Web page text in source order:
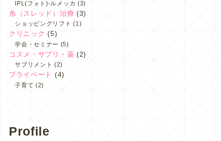
IPL(フォト)-ルメッカ (3)
糸（スレッド）治療 (3)
ショッピングリフト (1)
クリニック (5)
学会・セミナー (5)
コスメ・サプリ・薬 (2)
サプリメント (2)
プライベート (4)
子育て (2)
Profile